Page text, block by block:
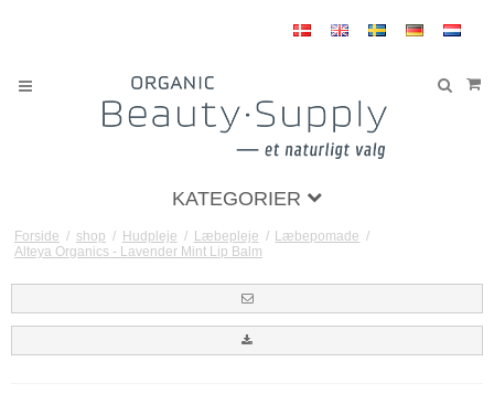
KATEGORIER
Forside / shop / Hudpleje / Læbepleje / Læbepomade /
Alteya Organics - Lavender Mint Lip Balm